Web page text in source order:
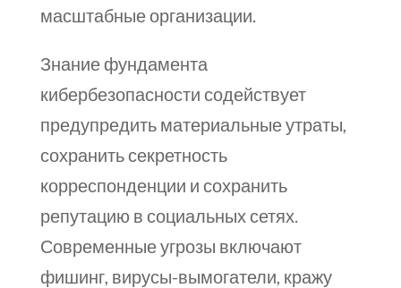
масштабные организации.
Знание фундамента
кибербезопасности содействует
предупредить материальные утраты,
сохранить секретность
корреспонденции и сохранить
репутацию в социальных сетях.
Современные угрозы включают
фишинг, вирусы-вымогатели, кражу